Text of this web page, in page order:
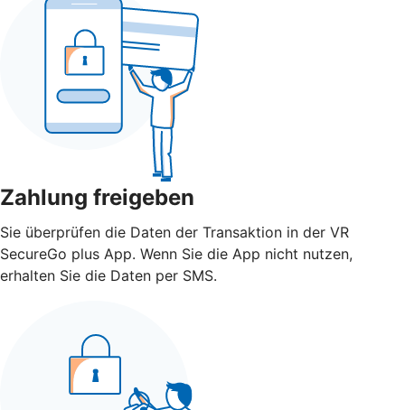
Zahlung freigeben
Sie überprüfen die Daten der Transaktion in der VR
SecureGo plus App. Wenn Sie die App nicht nutzen,
erhalten Sie die Daten per SMS.